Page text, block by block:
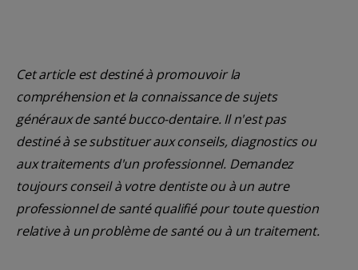
Cet article est destiné à promouvoir la
compréhension et la connaissance de sujets
généraux de santé bucco-dentaire. Il n'est pas
destiné à se substituer aux conseils, diagnostics ou
aux traitements d'un professionnel. Demandez
toujours conseil à votre dentiste ou à un autre
professionnel de santé qualifié pour toute question
relative à un problème de santé ou à un traitement.